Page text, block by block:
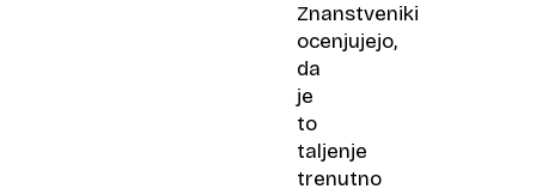
Znanstveniki
ocenjujejo,
da
je
to
taljenje
trenutno